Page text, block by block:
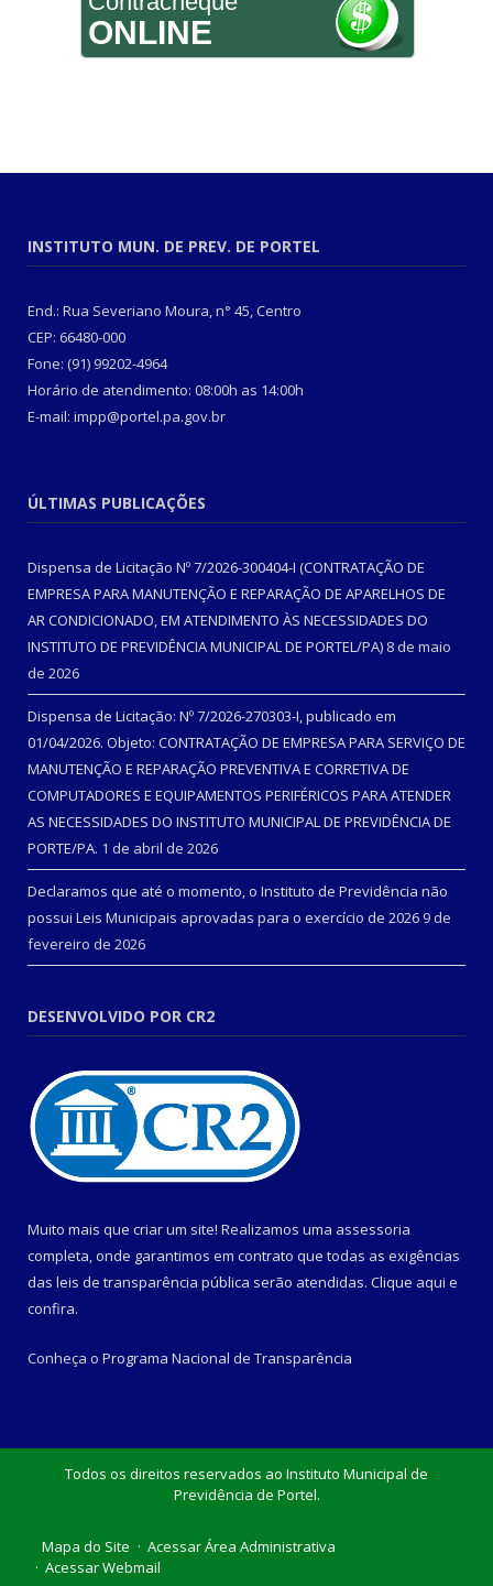
ONLINE
INSTITUTO MUN. DE PREV. DE PORTEL
End.: Rua Severiano Moura, n° 45, Centro
CEP: 66480-000
Fone: (91) 99202-4964
Horário de atendimento: 08:00h as 14:00h
E-mail: impp@portel.pa.gov.br
ÚLTIMAS PUBLICAÇÕES
Dispensa de Licitação Nº 7/2026-300404-I (CONTRATAÇÃO DE
EMPRESA PARA MANUTENÇÃO E REPARAÇÃO DE APARELHOS DE
AR CONDICIONADO, EM ATENDIMENTO ÀS NECESSIDADES DO
INSTITUTO DE PREVIDÊNCIA MUNICIPAL DE PORTEL/PA) 8 de maio
de 2026
Dispensa de Licitação: Nº 7/2026-270303-I, publicado em
01/04/2026. Objeto: CONTRATAÇÃO DE EMPRESA PARA SERVIÇO DE
MANUTENÇÃO E REPARAÇÃO PREVENTIVA E CORRETIVA DE
COMPUTADORES E EQUIPAMENTOS PERIFÉRICOS PARA ATENDER
AS NECESSIDADES DO INSTITUTO MUNICIPAL DE PREVIDÊNCIA DE
PORTE/PA. 1 de abril de 2026
Declaramos que até o momento, o Instituto de Previdência não
possui Leis Municipais aprovadas para o exercício de 2026 9 de
fevereiro de 2026
DESENVOLVIDO POR CR2
Muito mais que criar um site! Realizamos uma assessoria
completa, onde garantimos em contrato que todas as exigências
das leis de transparência pública serão atendidas. Clique aqui e
confira.
Conheça o Programa Nacional de Transparência
Todos os direitos reservados ao Instituto Municipal de
Previdência de Portel.
Mapa do Site
Acessar Área Administrativa
Acessar Webmail